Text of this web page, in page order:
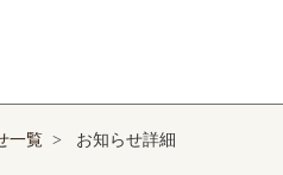
一覧 > お知らせ詳細